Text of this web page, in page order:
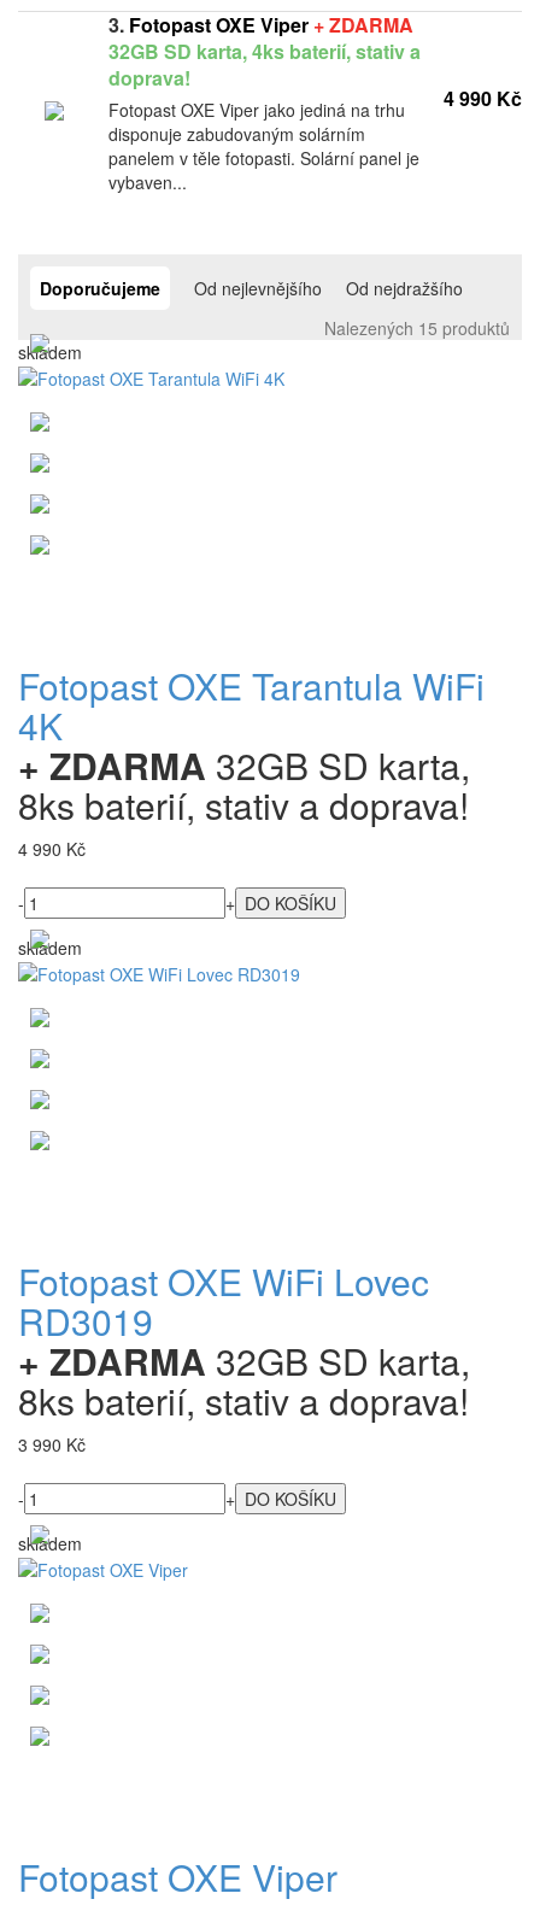
3. Fotopast OXE Viper + ZDARMA
32GB SD karta, 4ks baterií, stativ a
doprava!
Fotopast OXE Viper jako jediná na trhu
disponuje zabudovaným solárním
panelem v těle fotopasti. Solární panel je
vybaven...
4 990 Kč
Doporučujeme Od nejlevnějšího
Od nejdražšího
Nalezených 15 produktů
skladem
Fotopast OXE Tarantula WiFi
4K
+ ZDARMA 32GB SD karta,
8ks baterií, stativ a doprava!
4 990 Kč
-
+
skladem
Fotopast OXE WiFi Lovec
RD3019
+ ZDARMA 32GB SD karta,
8ks baterií, stativ a doprava!
3 990 Kč
-
+
skladem
Fotopast OXE Viper